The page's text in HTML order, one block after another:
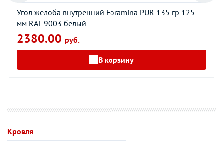
Угол желоба внутренний Foramina PUR 135 гр 125
мм RAL 9003 белый
2380.00 руб.
В корзину
Кровля